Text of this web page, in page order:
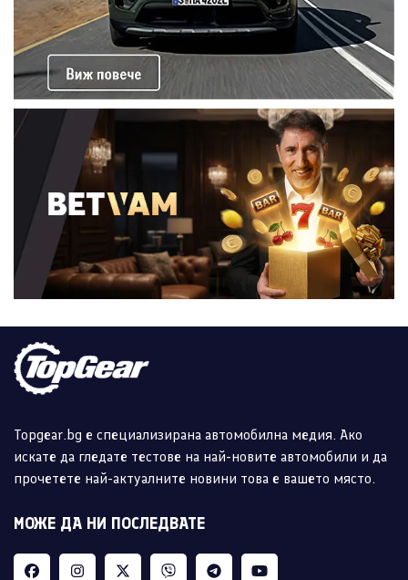
Topgear.bg е специализирана автомобилна медия. Ако
искате да гледате тестове на най-новите автомобили и да
прочетете най-актуалните новини това е вашето място.
МОЖЕ ДА НИ ПОСЛЕДВАТЕ